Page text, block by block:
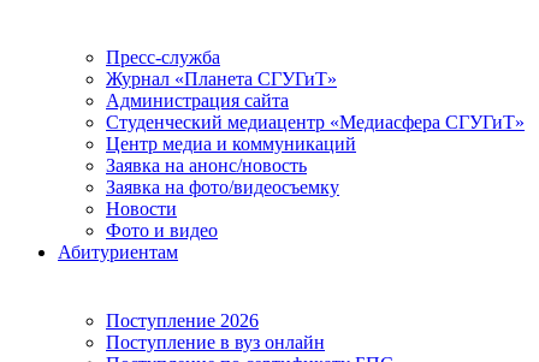
Пресс-служба
Журнал «Планета СГУГиТ»
Администрация сайта
Студенческий медиацентр «Медиасфера СГУГиТ»
Центр медиа и коммуникаций
Заявка на анонс/новость
Заявка на фото/видеосъемку
Новости
Фото и видео
Абитуриентам
Поступление 2026
Поступление в вуз онлайн